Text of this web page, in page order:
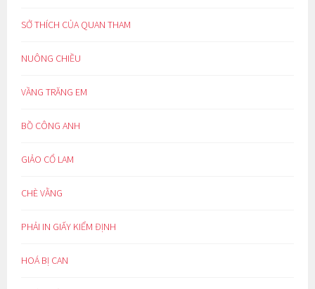
SỞ THÍCH CỦA QUAN THAM
NUÔNG CHIỀU
VẦNG TRĂNG EM
BỒ CÔNG ANH
GIẢO CỔ LAM
CHÈ VẰNG
PHẢI IN GIẤY KIỂM ĐỊNH
HOÁ BỊ CAN